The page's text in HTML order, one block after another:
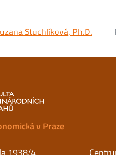
Stuchlíková, Ph.D.
v Praze
1938/4